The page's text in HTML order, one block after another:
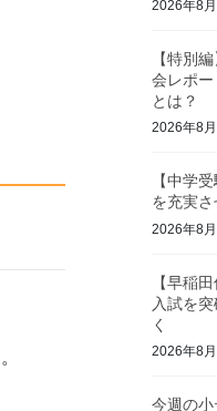
2026年8月
【特別
会レポ
とは？
2026年8月
【中学
を充実
2026年8
【早稲
入試を
く
2026年8月
今週の